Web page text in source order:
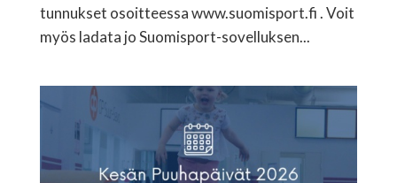
tunnukset osoitteessa www.suomisport.fi . Voit
myös ladata jo Suomisport-sovelluksen...